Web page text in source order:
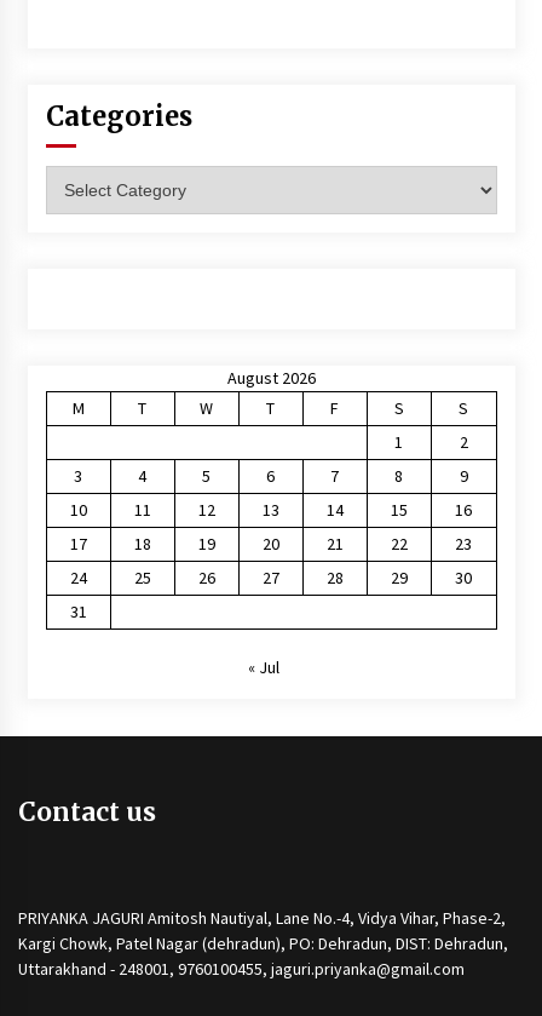
Categories
August 2026
M
T W T F S
S
1
2
3
4 5 6 7 8
9
10
11 12 13 14 15
16
17
18 19 20 21 22
23
24
25 26 27 28 29
30
31
« Jul
Contact us
PRIYANKA JAGURI Amitosh Nautiyal, Lane No.-4, Vidya Vihar, Phase-2,
Kargi Chowk, Patel Nagar (dehradun), PO: Dehradun, DIST: Dehradun,
Uttarakhand - 248001, 9760100455, jaguri.priyanka@gmail.com